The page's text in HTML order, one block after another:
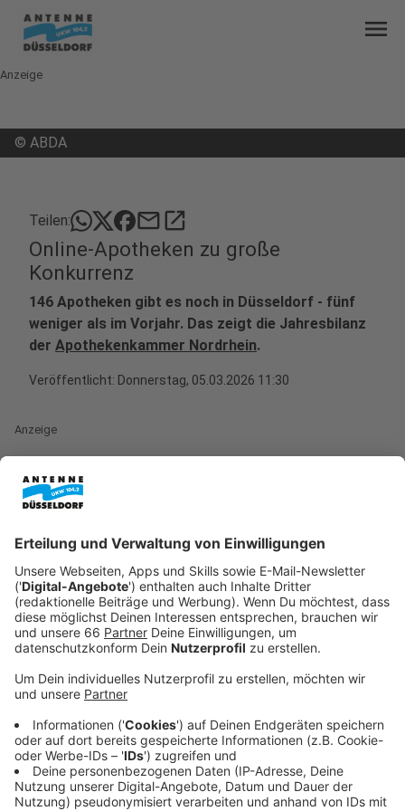
menu
Anzeige
© ABDA
Teilen: mailopen_in_new
Online-Apotheken zu große
Konkurrenz
146 Apotheken gibt es noch in Düsseldorf - fünf
weniger als im Vorjahr. Das zeigt die Jahresbilanz
der Apothekenkammer Nordrhein.
Veröffentlicht: Donnerstag, 05.03.2026 11:30
Anzeige
Das größte Problem: Onlineapotheken sind eine zu
Medikamente oft deutlich günstiger im Sortiment.
Anzeige
Einstieg von dm problematisch
Besonders problematisch sei der Einstieg der
Drogeriekettedm- sagt Apothekersprecher Christoph
Napp Saarbourg: